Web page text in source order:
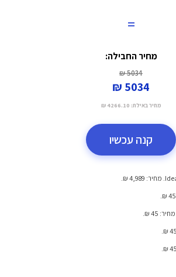
=
מחיר החבילה:
5034 ₪
5034 ₪
מחיר באילת: 4266.10 ₪
קנה עכשיו
. מחיר: 45 ₪.